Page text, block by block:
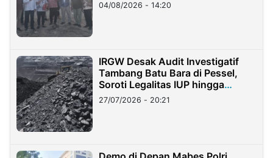
04/08/2026 - 14:20
IRGW Desak Audit Investigatif
Tambang Batu Bara di Pessel,
Soroti Legalitas IUP hingga
Stockpile
27/07/2026 - 20:21